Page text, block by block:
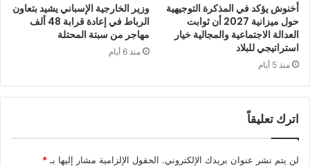
أخنوش يؤكد في المذكرة التوجيهية
حول ميزانية 2027 أن ثوابت
العدالة الاجتماعية والمجالية خيار
استراتيجي للبلاد
منذ 5 أيام
وزير الخارجية الإسباني يشيد بتعاون
الرباط في إعادة قرابة 48 ألف
مهاجر من سبتة المحتلة
منذ 6 أيام
اترك تعليقاً
لن يتم نشر عنوان بريدك الإلكتروني. الحقول الإلزامية مشار إليها بـ *